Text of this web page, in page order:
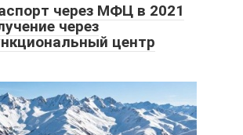
через МФЦ в 2021
через
центр